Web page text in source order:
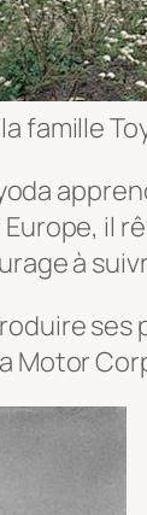
famille
il
à
Motor